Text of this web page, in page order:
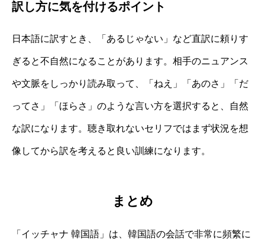
訳し方に気を付けるポイント
日本語に訳すとき、「あるじゃない」など直訳に頼りす
ぎると不自然になることがあります。相手のニュアンス
や文脈をしっかり読み取って、「ねえ」「あのさ」「だ
ってさ」「ほらさ」のような言い方を選択すると、自然
な訳になります。聴き取れないセリフではまず状況を想
像してから訳を考えると良い訓練になります。
まとめ
「イッチャナ 韓国語」は、韓国語の会話で非常に頻繁に